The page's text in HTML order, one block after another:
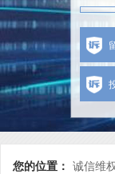
您的位置： 诚信维